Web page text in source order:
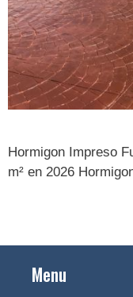
Hormigon Impreso
m² en 2026
Menu